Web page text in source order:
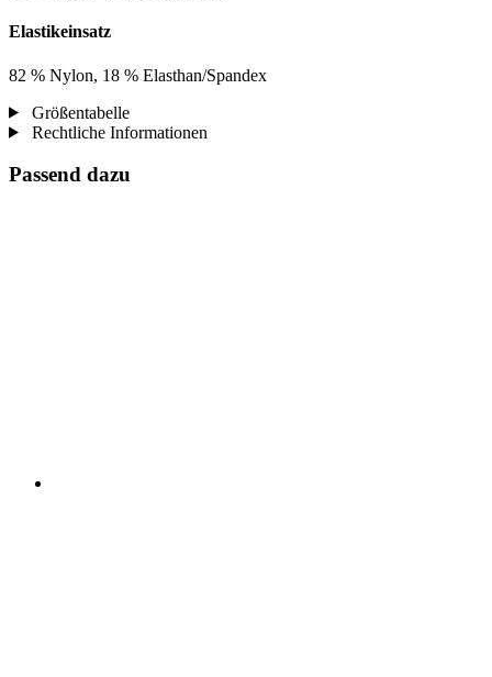
Elastikeinsatz
82 % Nylon, 18 % Elasthan/Spandex
Größentabelle
Rechtliche Informationen
Passend dazu